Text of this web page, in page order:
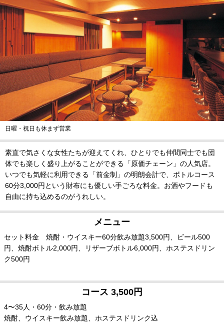
日曜・祝日も休まず営業
素直で気さくな女性たちが迎えてくれ、ひとりでも仲間同士でも団
体でも楽しく盛り上がることができる「原価チェーン」の人気店。
いつでも気軽に利用できる「前金制」の明朗会計で、ボトルコース
60分3,000円という財布にも優しい手ごろな料金。お酒やフードも
自由に持ち込めるのがうれしい。
メニュー
セット料金 焼酎・ウイスキー60分飲み放題3,500円、ビール500
円、焼酎ボトル2,000円、リザーブボトル6,000円、ホステスドリン
ク500円
コース 3,500円
4〜35人・60分・飲み放題
焼酎、ウイスキー飲み放題、ホステスドリンク込